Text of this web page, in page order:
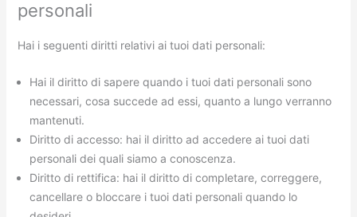
personali
Hai i seguenti diritti relativi ai tuoi dati personali:
Hai il diritto di sapere quando i tuoi dati personali sono
necessari, cosa succede ad essi, quanto a lungo verranno
mantenuti.
Diritto di accesso: hai il diritto ad accedere ai tuoi dati
personali dei quali siamo a conoscenza.
Diritto di rettifica: hai il diritto di completare, correggere,
cancellare o bloccare i tuoi dati personali quando lo